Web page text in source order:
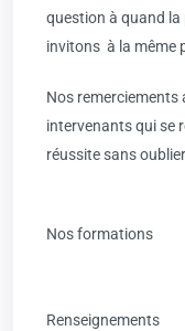
question à quand
invitons à la même
Nos
intervenants qui se
réussite sans
Nos formations
Renseignements